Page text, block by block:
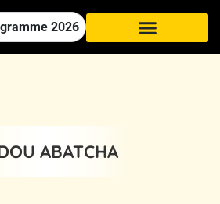
2026
ABATCHA